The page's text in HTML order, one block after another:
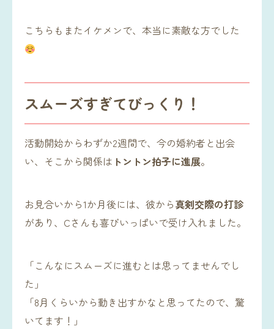
こちらもまたイケメンで、本当に素敵な方でした
スムーズすぎてびっくり！
活動開始からわずか2週間で、今の婚約者と出会
い、そこから関係は トントン拍子に進展。
お見合いから1か月後には、彼から真剣交際の打診
があり、Cさんも喜びいっぱいで受け入れました。
「こんなにスムーズに進むとは思ってませんでし
た」
「8月くらいから動き出すかなと思ってたので、驚
いてます！」